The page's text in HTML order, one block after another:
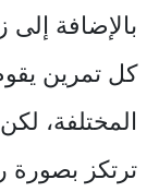
بالإضافة إلى
كل تمرين
المختلفة،
ترتكز بصورة